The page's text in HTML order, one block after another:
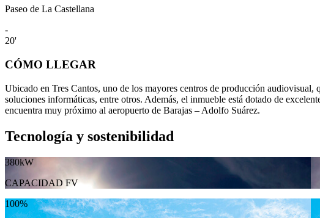
Paseo de La Castellana
-
20'
CÓMO LLEGAR
Ubicado en Tres Cantos, uno de los mayores centros de producción
soluciones informáticas, entre otros. Además, el inmueble está dotado de
encuentra muy próximo al aeropuerto de Barajas – Adolfo Suárez.
Tecnología y sostenibilidad
380kW
CAPACIDAD FV
100%